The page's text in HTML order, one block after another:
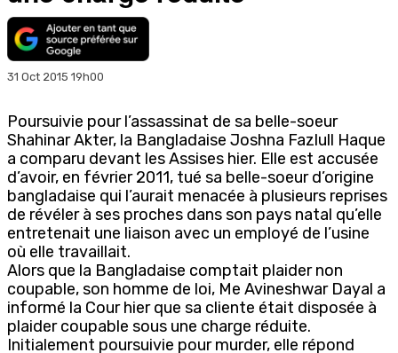
31 Oct 2015 19h00
Poursuivie pour l’assassinat de sa belle-soeur
Shahinar Akter, la Bangladaise Joshna Fazlull Haque
a comparu devant les Assises hier. Elle est accusée
d’avoir, en février 2011, tué sa belle-soeur d’origine
bangladaise qui l’aurait menacée à plusieurs reprises
de révéler à ses proches dans son pays natal qu’elle
entretenait une liaison avec un employé de l’usine
où elle travaillait.
Alors que la Bangladaise comptait plaider non
coupable, son homme de loi, Me Avineshwar Dayal a
informé la Cour hier que sa cliente était disposée à
plaider coupable sous une charge réduite.
Initialement poursuivie pour murder, elle répond